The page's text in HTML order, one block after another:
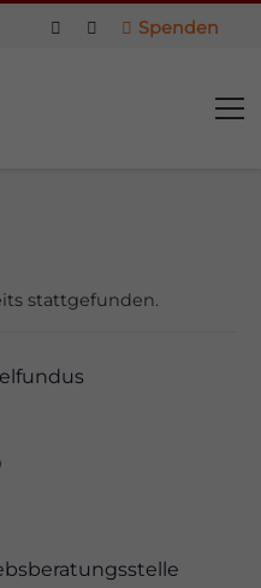
Spenden
stattgefunden.